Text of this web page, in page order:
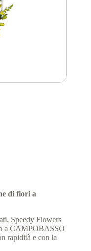
di fiori a
Speedy Flowers
a CAMPOBASSO
rapidità e con la